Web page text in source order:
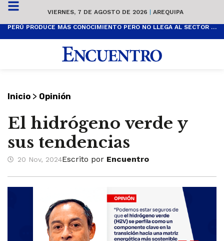
VIERNES, 7 DE AGOSTO DE 2026 | AREQUIPA
PERÚ PRODUCE MÁS CONOCIMIENTO PERO NO LLEGA AL SECTOR PRODUCTIVO
Inicio > Opinión
El hidrógeno verde y
sus tendencias
20 Nov, 2024Escrito por Encuentro